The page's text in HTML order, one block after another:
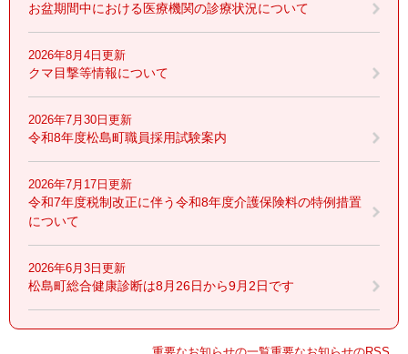
お盆期間中における医療機関の診療状況について
2026年8月4日更新
クマ目撃等情報について
2026年7月30日更新
令和8年度松島町職員採用試験案内
2026年7月17日更新
令和7年度税制改正に伴う令和8年度介護保険料の特例措置
について
2026年6月3日更新
松島町総合健康診断は8月26日から9月2日です